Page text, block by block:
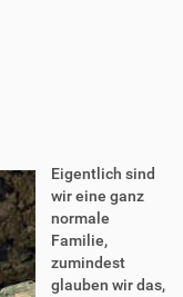
Eigentlich sind
wir eine ganz
normale
Familie,
zumindest
glauben wir das,